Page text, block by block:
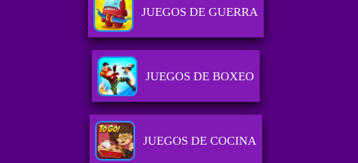
JUEGOS DE GUERRA
JUEGOS DE BOXEO
JUEGOS DE COCINA